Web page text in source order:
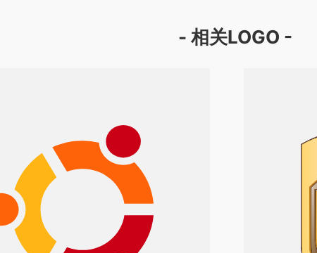
- 相关LOGO -